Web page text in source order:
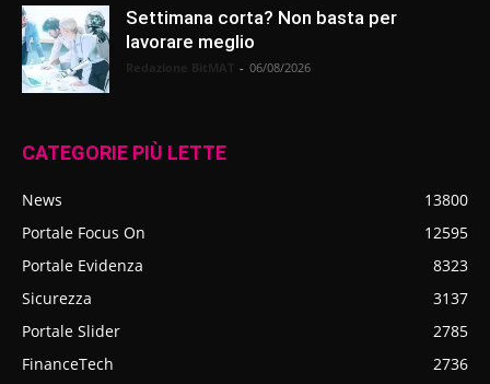
Settimana corta? Non basta per
lavorare meglio
- 06/08/2026
CATEGORIE PIÙ LETTE
News
13800
Portale Focus On
12595
Portale Evidenza
8323
Sicurezza
3137
Portale Slider
2785
FinanceTech
2736